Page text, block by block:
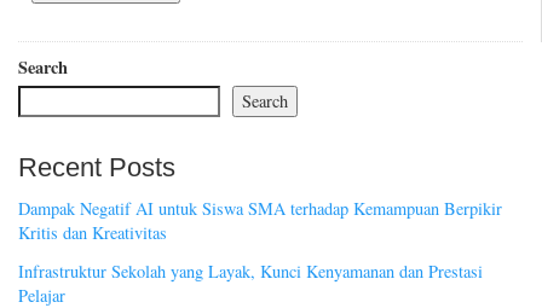
Search
Search
Recent Posts
Dampak Negatif AI untuk Siswa SMA terhadap Kemampuan Berpikir
Kritis dan Kreativitas
Infrastruktur Sekolah yang Layak, Kunci Kenyamanan dan Prestasi
Pelajar